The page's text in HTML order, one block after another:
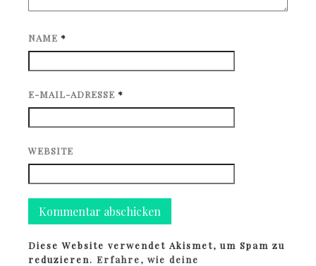
NAME *
E-MAIL-ADRESSE *
WEBSITE
Diese Website verwendet Akismet, um Spam zu
reduzieren.Erfahre, wie deine